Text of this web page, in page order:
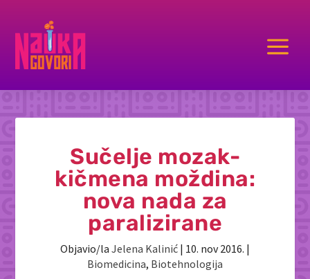
a
Sučelje mozak-
kičmena moždina:
nova nada za
paralizirane
Objavio/la Jelena Kalinić | 10. nov 2016. |
Biomedicina, Biotehnologija